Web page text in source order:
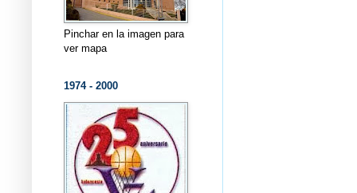
Pinchar en la imagen para
ver mapa
1974 - 2000